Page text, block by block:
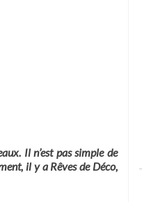
Il n’est pas simple de
il y a Rêves de Déco,